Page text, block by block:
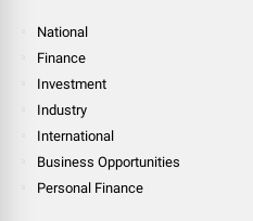
National
Finance
Investment
Industry
International
Business Opportunities
Personal Finance